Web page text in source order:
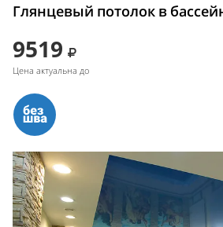
Глянцевый потолок в
9519
Цена актуальна до